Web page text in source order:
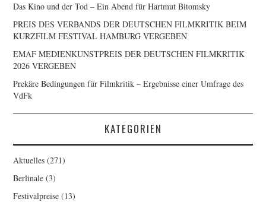
Das Kino und der Tod – Ein Abend für Hartmut Bitomsky
PREIS DES VERBANDS DER DEUTSCHEN FILMKRITIK BEIM
KURZFILM FESTIVAL HAMBURG VERGEBEN
EMAF MEDIENKUNSTPREIS DER DEUTSCHEN FILMKRITIK
2026 VERGEBEN
Prekäre Bedingungen für Filmkritik – Ergebnisse einer Umfrage des
VdFk
KATEGORIEN
Aktuelles (271)
Berlinale (3)
Festivalpreise (13)